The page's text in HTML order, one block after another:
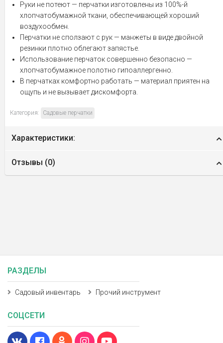
Руки не потеют — перчатки изготовлены из 100%-й
хлопчатобумажной ткани, обеспечивающей хороший
воздухообмен.
Перчатки не сползают с рук — манжеты в виде двойной
резинки плотно облегают запястье.
Использование перчаток совершенно безопасно —
хлопчатобумажное полотно гипоаллергенно.
В перчатках комфортно работать — материал приятен на
ощупь и не вызывает дискомфорта.
Категория: Садовые перчатки
Характеристики:
Отзывы (0)
РАЗДЕЛЫ
Садовый инвентарь Прочий инструмент
СОЦСЕТИ